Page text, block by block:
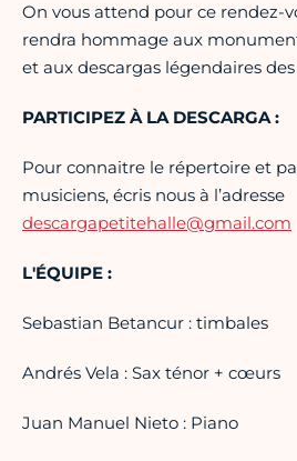
On vous attend pour ce rendez-
rendra hommage aux
et aux descargas légendaires
PARTICIPEZ À LA DESCARGA :
Pour connaitre le répertoire et
musiciens, écris nous à l’adresse
descargapetitehalle@gmail.com
L'ÉQUIPE :
Sebastian Betancur : timbales
Andrés Vela : Sax ténor + cœurs
Juan Manuel Nieto : Piano